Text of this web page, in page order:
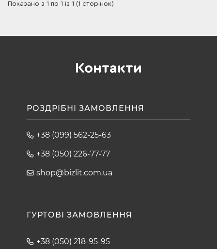
Показано з 1 по 1 із 1 (1 сторінок)
Контакти
РОЗДРІБНІ ЗАМОВЛЕННЯ
+38 (099) 562-25-63
+38 (050) 226-77-77
shop@bizlit.com.ua
ГУРТОВІ ЗАМОВЛЕННЯ
+38 (050) 218-95-95